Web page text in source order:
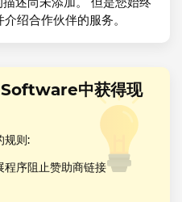
绍合作伙伴的服务。
中获得现
规则:
序阻止赞助商链接